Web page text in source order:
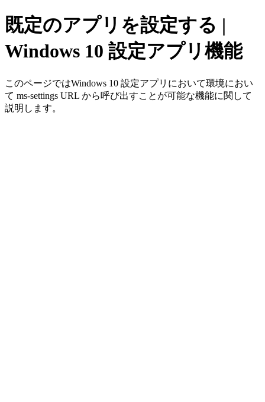
既定のアプリを設定する |
Windows 10 設定アプリ機能
このページではWindows 10 設定アプリにおいて環境におい
て ms-settings URL から呼び出すことが可能な機能に関して
説明します。